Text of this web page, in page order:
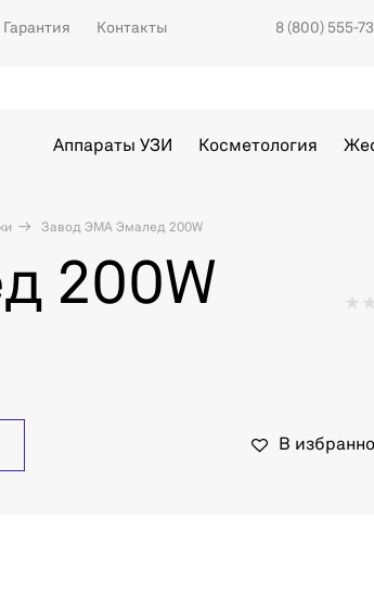
Гарантия Контакты 8 (800) 555-
Аппараты УЗИ Косметология
Завод ЭМА Эмалед 200W
200W
В